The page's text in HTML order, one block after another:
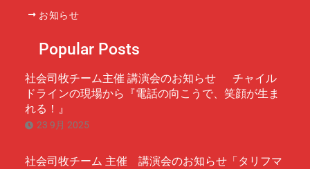
お知らせ
Popular Posts
社会司牧チーム主催 講演会のお知らせ チャイル
ドラインの現場から『電話の向こうで、笑顔が生ま
れる！』
23 9月 2025
社会司牧チーム 主催 講演会のお知らせ「タリフマ